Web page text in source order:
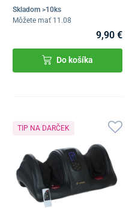
Skladom >10ks
Môžete mať 11.08
9,90 €
Do košíka
TIP NA DARČEK